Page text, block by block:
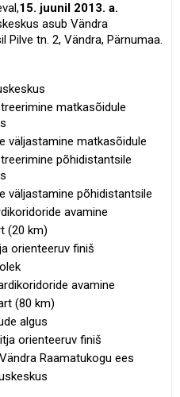
15. juunil 2013. a.
asub Vändra
tn. 2, Vändra, Pärnumaa.
matkasõidule
väljastamine matkasõidule
põhidistantsile
väljastamine põhidistantsile
avamine
(20 km)
orienteeruv finiš
avamine
(80 km)
algus
orienteeruv finiš
Raamatukogu ees